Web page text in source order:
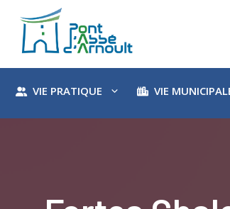
contenu
VIE PRATIQUE VIE